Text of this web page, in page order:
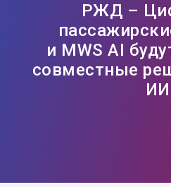
РЖД –
и MWS AI
совместные
ИИ